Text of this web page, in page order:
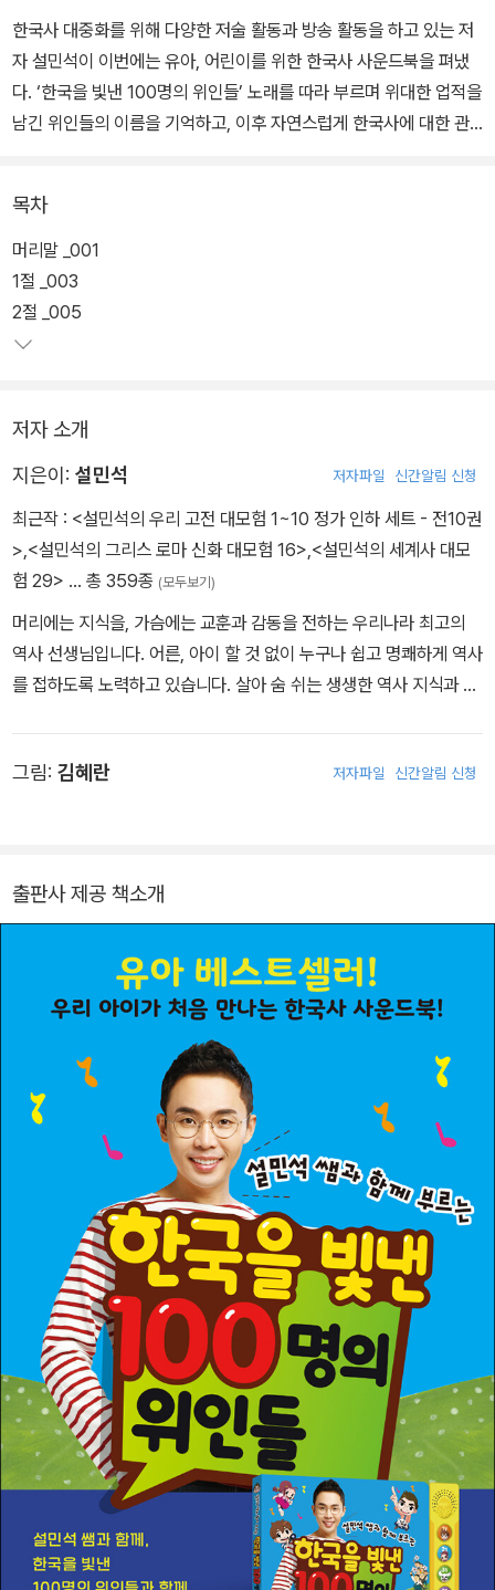
한국사 대중화를 위해 다양한 저술 활동과 방송 활동을 하고 있는 저
자 설민석이 이번에는 유아, 어린이를 위한 한국사 사운드북을 펴냈
다. ‘한국을 빛낸 100명의 위인들’ 노래를 따라 부르며 위대한 업적을
남긴 위인들의 이름을 기억하고, 이후 자연스럽게 한국사에 대한 관
단순하게 노래만 듣는 사운드북이 아니라, 아이가 좀 더 자랐을 때 노
래 가사 속 위인들에 대해서 알아볼 수 있도록 인물에 대한 설명과 함
께, 좀 더 알아두면 좋은 내용은 ‘설쌤의 역사 톡톡’을 통해서 간략하
게 설명했다.
대한 거부감을 줄이고, 더 친숙하게 한국사를 공부하도록 도와준다.
목차
머리말 _001
1절 _003
2절 _005
저자 소개
지은이: 설민석 저자파일 신간알림 신청
최근작 : <설민석의 우리 고전 대모험 1~10 정가 인하 세트 - 전10권
>,<설민석의 그리스 로마 신화 대모험 16>,<설민석의 세계사 대모
험 29> … 총 359종 (모두보기)
머리에는 지식을, 가슴에는 교훈과 감동을 전하는 우리나라 최고의
역사 선생님입니다. 어른, 아이 할 것 없이 누구나 쉽고 명쾌하게 역사
를 접하도록 노력하고 있습니다. 살아 숨 쉬는 생생한 역사 지식과 지
어 감동이 있습니다. 사람들이 원하는 메시지, 대중들에게 꼭 필요한
위한 강의를 했고, 지난 몇 년간은 누구보다도 열심히 대중들에게 ‘역
디, 비타에듀, 이투스, 온라인 교원연수원(티처빌) 역사 강사로 활동
했고, 현재는 ㈜단꿈아이 대표이사를 역임중입니다. 2018년 대한민
국 브랜드만족도 1위 역사교육 부문 수상, 2017년 ‘세상을 밝게 만드
는 사람들’ 문화 분야 수상, 2017년 대한민국 퍼스트브랜드대상 특별
상 수상, 2016년 대한민국 교육서비스 브랜드대상 역사교육부문 수
상, 2016년 대한민국 교육산업대상 역사교육부문 수상, 2014년 대
한민국 창조신지식인대상 역사교육부문을 수상했습니다. 저서로는
『그리스 로마 신화 대모험-신들의 사생활』, 『설민석의 책 읽어드립니
다』, 『설민석의 삼국지』, 『설민석의 한국사는 살아있다』, 『한국을 빛
낸 100명의 위인들』, 『설민석의 조선왕조실록』, 『설민석의 첫출발
한국사』, 『설민석의 무도 한국사 특강』, 『설민석의 한국사 대모험』 시
리즈, 『설민석의 세계사 대모험』 시리즈, 『설민석의 삼국지 대모험』
시리즈, 『설민석의 그리스 로마 신화 대모험』 시리즈 등이 있습니다.
그림: 김혜란 저자파일 신간알림 신청
출판사 제공 책소개